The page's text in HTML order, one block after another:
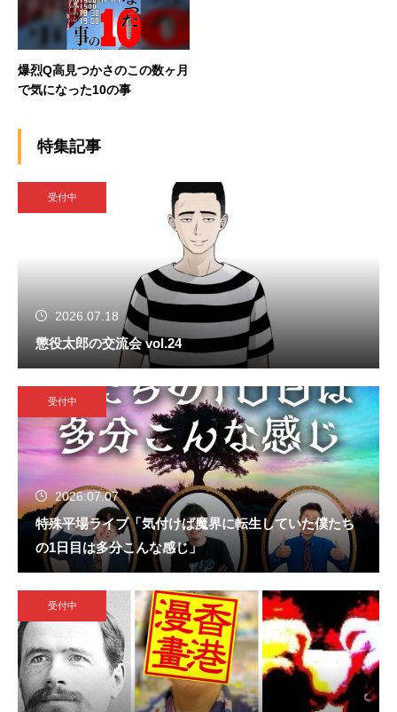
爆烈Q高見つかさのこの数ヶ月
で気になった10の事
特集記事
受付中
2026.07.18
懲役太郎の交流会 vol.24
受付中
2026.07.07
特殊平場ライブ「気付けば魔界に転生していた僕たち
の1日目は多分こんな感じ」
受付中